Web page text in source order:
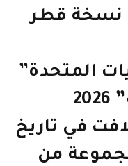
نسخة قطر
المتحدة”
و”كندا” و”المكسيك” 2026
في تاريخ
من